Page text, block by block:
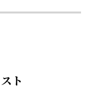
ト